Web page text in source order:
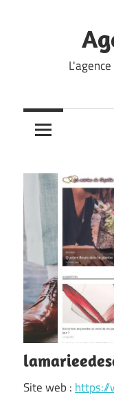
Site web : https://